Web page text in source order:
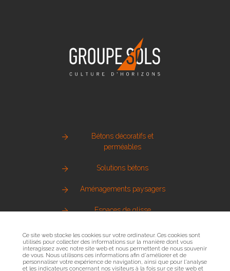
Bétons décoratifs et
perméables
Solutions bétons
Aménagements paysagers
Espaces de glisse
Métallerie urbaine
Ce site web stocke les cookies sur votre ordinateur. Ces cookies sont
utilisés pour collecter des informations sur la manière dont vous
interagissez avec notre site web et nous permettent de nous souvenir
de vous. Nous utilisons ces informations afin d'améliorer et de
personnaliser votre expérience de navigation, ainsi que pour l'analyse
et les indicateurs concernant nos visiteurs à la fois sur ce site web et